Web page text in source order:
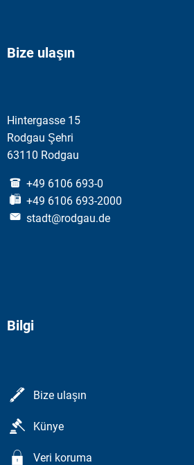
Bize ulaşın
Hintergasse 15
Rodgau Şehri
63110 Rodgau
+49 6106 693-0
+49 6106 693-2000
stadt@rodgau.de
Bilgi
Bize ulaşın
Künye
Veri koruma